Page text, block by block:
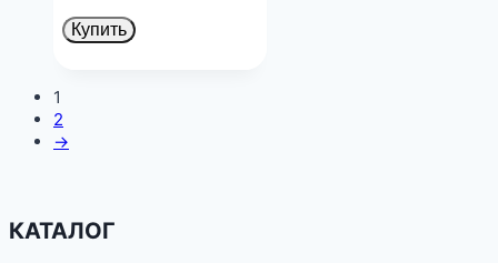
Купить
1
2
→
КАТАЛОГ